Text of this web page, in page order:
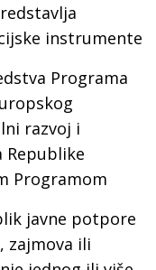
instrumente
Programa
razvoj i
Republike
Programom
javne potpore
zajmova ili